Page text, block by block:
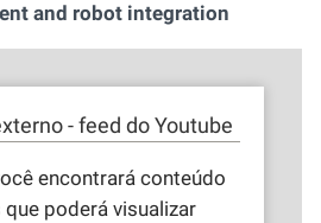
and robot integration
- feed do Youtube
encontrará conteúdo
poderá visualizar